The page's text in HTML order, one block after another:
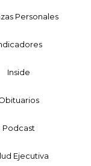
Personales
Inside
Podcast
Ejecutiva